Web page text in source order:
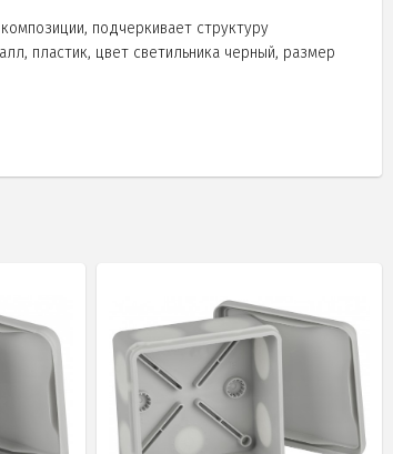
подчеркивает структуру
пластик, цвет светильника черный, размер